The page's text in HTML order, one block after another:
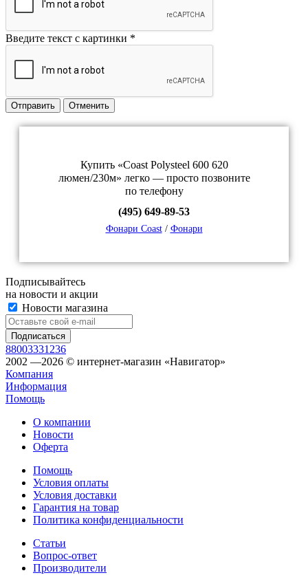
Введите текст с картинки *
Отправить Отменить
Купить «Coast Polysteel 600 620
люмен/230м» легко — просто позвоните
по телефону
(495) 649-89-53
Фонари Coast/ Фонари
Подписывайтесь
на новости и акции
Новости магазина
88003331236
2002 —2026 © интернет-магазин «Навигатор»
Компания
Информация
Помощь
О компании
Новости
Оферта
Помощь
Условия оплаты
Условия доставки
Гарантия на товар
Политика конфиденциальности
Статьи
Вопрос-ответ
Производители